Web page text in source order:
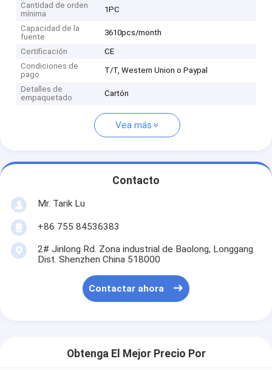
Cantidad de orden
mínima
1PC
Capacidad de la
fuente
3610pcs/month
Certificación
CE
Condiciones de
pago
T/T, Western Union o Paypal
Detalles de
empaquetado
Cartón
Vea más
Contacto
Mr. Tarik Lu
+86 755 84536383
2# Jinlong Rd. Zona industrial de Baolong, Longgang
Dist. Shenzhen China 518000
Contactar ahora
Obtenga El Mejor Precio Por